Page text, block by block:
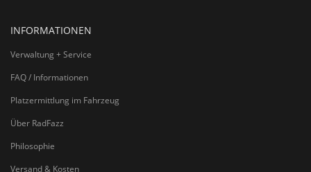
INFORMATIONEN
Verwaltung + Service
FAQ / Informationen
Platzermittlung im Fahrzeug
Über RadFazz
Philosophie
Versand & Kosten